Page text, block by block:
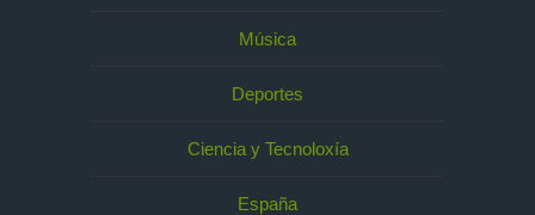
Música
Deportes
Ciencia y Tecnoloxía
España